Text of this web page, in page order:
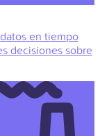
en tiempo
decisiones sobre